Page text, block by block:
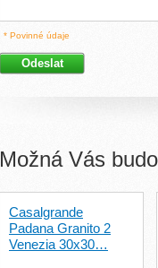
* Povinné údaje
Možná Vás
Casalgrande
Padana Granito 2
Venezia 30x30…